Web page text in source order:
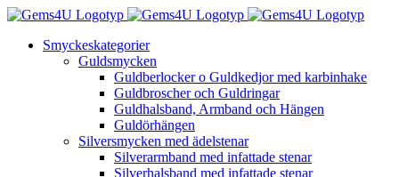
Fortsätt
innehålletSmyckeskategorier
Guldsmycken
Guldberlocker o Guldkedjor med karbinhake
Guldbroscher och Guldringar
Guldhalsband, Armband och Hängen
Guldörhängen
Silversmycken med ädelstenar
Silverarmband med infattade stenar
Silverhalsband med infattade stenar